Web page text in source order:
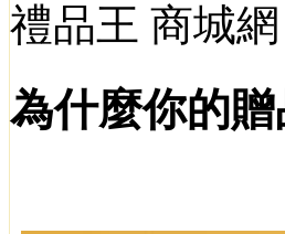
禮品王 商城
為什麼你的